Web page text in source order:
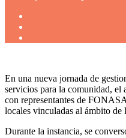
En una nueva jornada de
servicios para la comunidad, el
con representantes de
locales vinculadas al ámbito de
Durante la instancia, se